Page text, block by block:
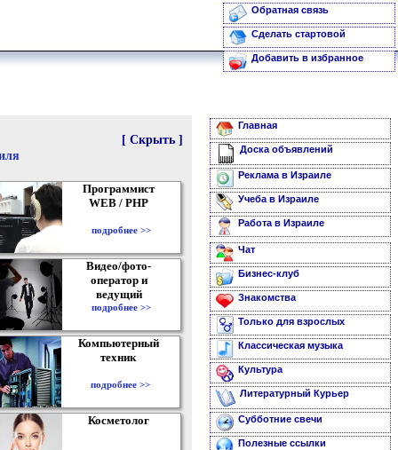
Обратная связь
Сделать стартовой
Добавить в избранное
[ Скрыть ]
Программист
WEB / PHP
подробнее >>
Видео/фото-
оператор и
ведущий
подробнее >>
Компьютерный
техник
подробнее >>
Косметолог
Главная
Доска объявлений
Реклама в Израиле
Учеба в Израиле
Работа в Израиле
Чат
Бизнес-клуб
Знакомства
Только для взрослых
Классическая музыка
Культура
Литературный Курьер
Субботние свечи
Полезные ссылки